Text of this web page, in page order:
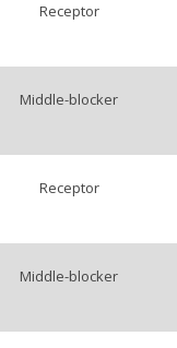
Receptor
Middle-blocker
Receptor
Middle-blocker